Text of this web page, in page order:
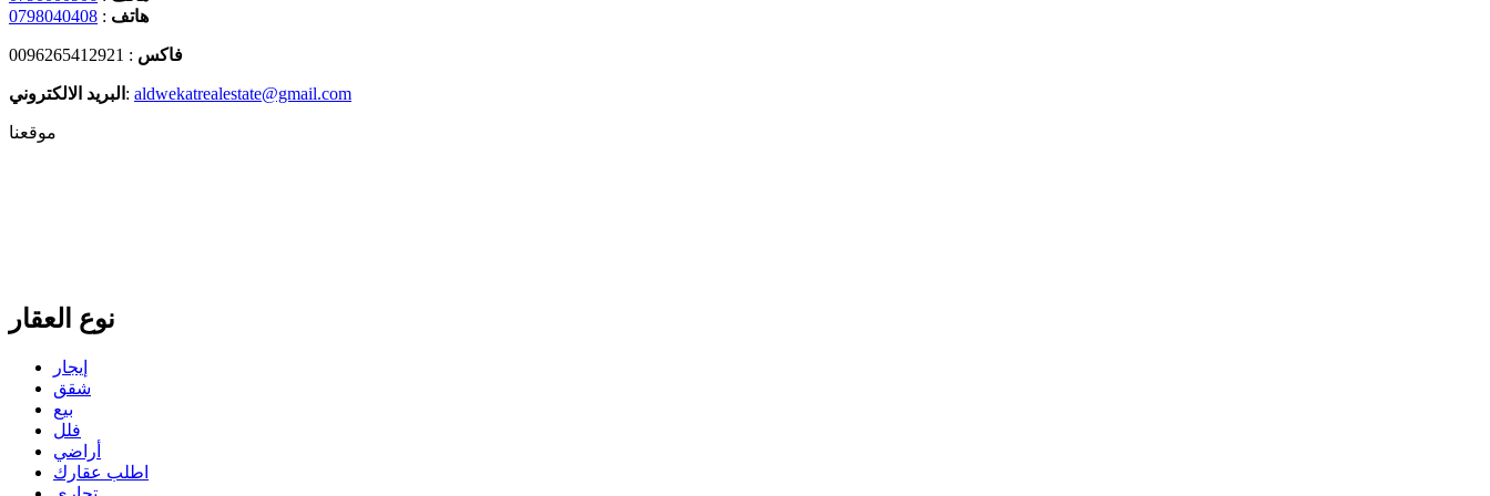
هاتف :
0798040408
فاكس : 0096265412921
البريد الالكتروني : aldwekatrealestate@gmail.com
موقعنا
نوع العقار
إيجار
شقق
بيع
فلل
أراضي
اطلب عقارك